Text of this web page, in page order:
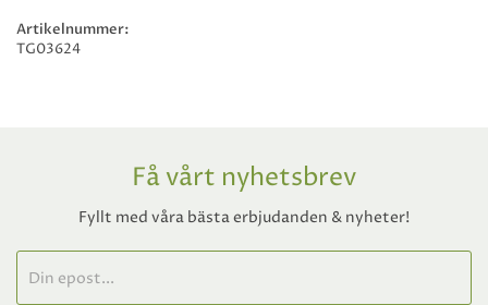
Artikelnummer:
TG03624
Få vårt nyhetsbrev
Fyllt med våra bästa erbjudanden & nyheter!